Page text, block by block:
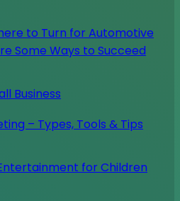
to Turn for Automotive
Some Ways to Succeed
Business
– Types, Tools & Tips
for Children